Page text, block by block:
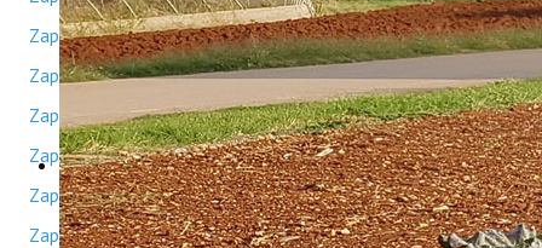
Zapisnik 13. sjednice
Zapisnik 14. sjednice
Zapisnik 15. sjednice
Zapisnik 16. sjednice
Zapisnik 17. sjednice
Zapisnik 18. sjednice